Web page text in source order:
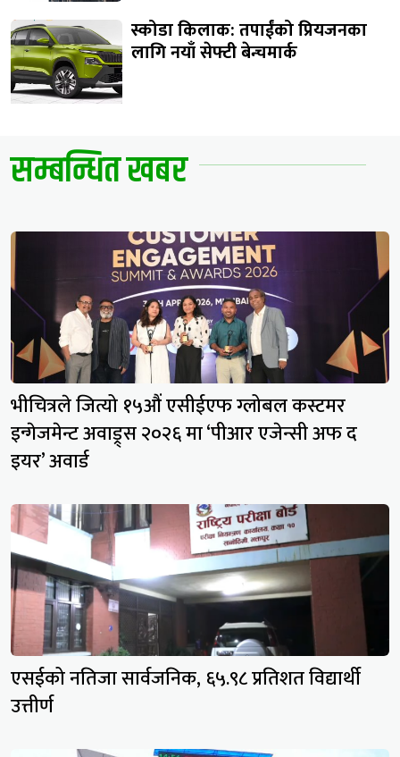
स्कोडा किलाक: तपाईंको प्रियजनका
लागि नयाँ सेफ्टी बेन्चमार्क
सम्बन्धित खबर
भीचित्रले जित्यो १५औं एसीईएफ ग्लोबल कस्टमर
इन्गेजमेन्ट अवाड्र्स २०२६ मा ‘पीआर एजेन्सी अफ द
इयर’ अवार्ड
एसईको नतिजा सार्वजनिक, ६५.९८ प्रतिशत विद्यार्थी
उत्तीर्ण